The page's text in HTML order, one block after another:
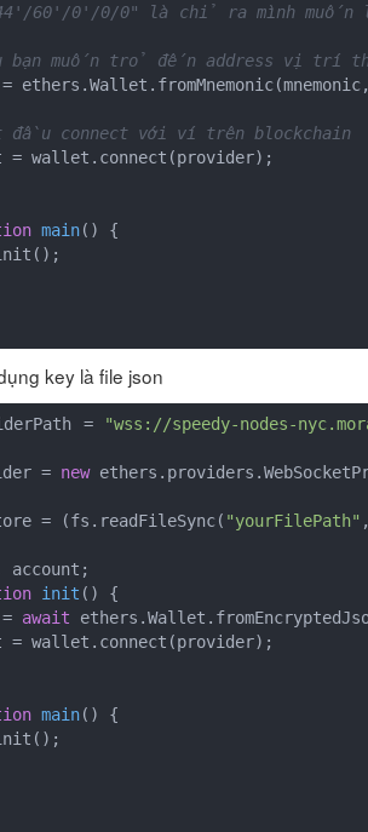
60'/0'/0/0" là chỉ ra mình
muốn trỏ đến address vị trí
=
connect với ví trên blockchain
main( ) {
key là file json
=
"wss://speedy-nodes-
= new
= (fs.readFileSync( "yourFilePath"
init ( ) {
=
await
main( ) {